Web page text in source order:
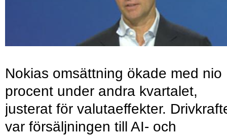
Nokias omsättning ökade med nio
procent under andra kvartalet,
justerat för valutaeffekter.
var försäljningen till AI- och